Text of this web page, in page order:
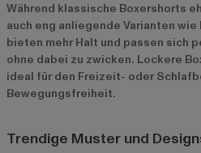
Während klassische Boxershorts
auch eng anliegende Varianten
bieten mehr Halt und passen sich
ohne dabei zu zwicken. Lockere
ideal für den Freizeit- oder
Bewegungsfreiheit.
Trendige Muster und